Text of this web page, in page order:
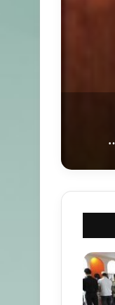
رویای تغییر حکومت